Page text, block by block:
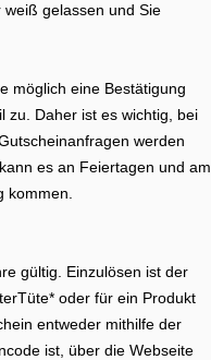
gelassen und Sie
möglich eine Bestätigung
zu. Daher ist es wichtig, bei
werden
es an Feiertagen und am
kommen.
gültig. Einzulösen ist der
oder für ein Produkt
entweder mithilfe der
ist, über die Webseite